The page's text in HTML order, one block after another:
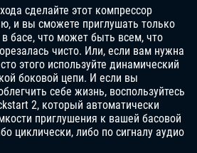
сделайте этот компрессор
и вы сможете приглушать только
басе, что может быть всем, что
чисто. Или, если вам нужна
этого используйте динамический
боковой цепи. И если вы
себе жизнь, воспользуйтесь
2, который автоматически
приглушения к вашей басовой
циклически, либо по сигналу аудио